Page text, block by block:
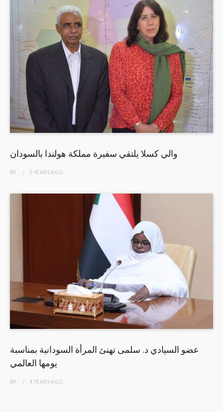
والي كسلا يلتقي سفيرة مملكة هولندا بالسودان
BY 5 YEARSAGO
عضو السيادي د. سلمى تهنئ المرأة السودانية بمناسبة
يومها العالمي
BY 4 YEARSAGO